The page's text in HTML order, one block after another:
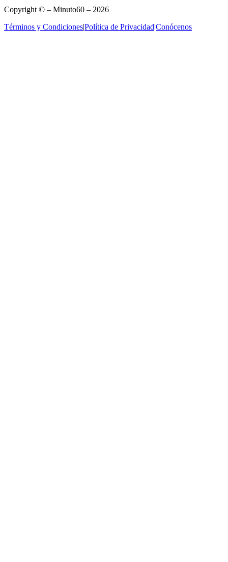
Copyright © – Minuto60 – 2026
Términos y Condiciones|Política de Privacidad|Conócenos